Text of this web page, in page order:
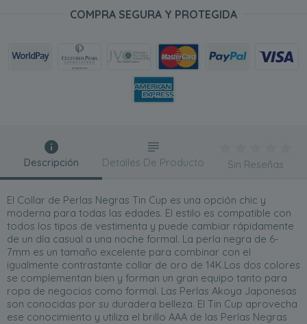
COMPRA SEGURA Y PROTEGIDA
Descripción
El Collar de Perlas Negras Tin Cup es una opción chic y
moderna para todas las edades. El estilo es compatible con
todos los tipos de vestimenta y puede cambiar rápidamente
de un día casual a una noche formal. La perla negra de 6-
7mm es un tamaño excelente para combinar con el
igualmente contrastante collar de oro de 14K.Los dos colores
se complementan bien y forman un gran equipo tanto para
ropa de negocios como formal. Las Perlas Akoya Japonesas
son conocidas por su duradera belleza. El Tin Cup aprovecha
ese conocimiento y utiliza el brillo AAA de las Perlas Negras
Detalles De Producto Sin Reseñas